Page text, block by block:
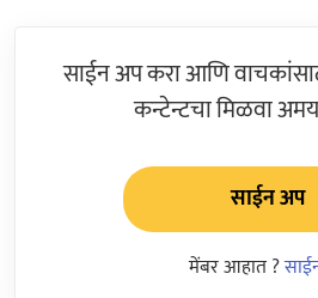
साईन अप करा आणि
कन्टेन्टचा मिळवा
साईन अप
मेंबर आहात ?